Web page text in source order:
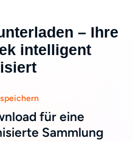
– Ihre
intelligent
für eine
Sammlung